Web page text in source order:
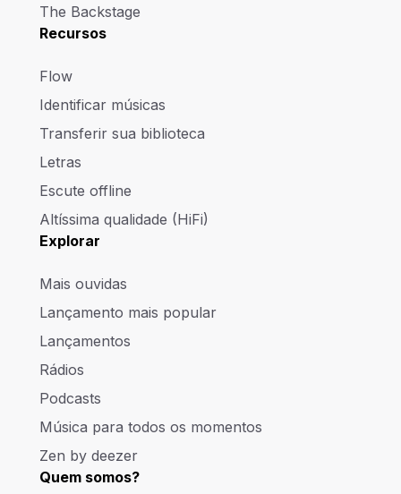
The Backstage
Recursos
Flow
Identificar músicas
Transferir sua biblioteca
Letras
Escute offline
Altíssima qualidade (HiFi)
Explorar
Mais ouvidas
Lançamento mais popular
Lançamentos
Rádios
Podcasts
Música para todos os momentos
Zen by deezer
Quem somos?